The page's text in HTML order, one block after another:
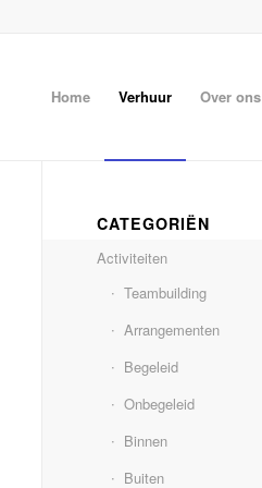
Home Verhuur Over ons
CATEGORIËN
Activiteiten
Teambuilding
Arrangementen
Begeleid
Onbegeleid
Binnen
Buiten